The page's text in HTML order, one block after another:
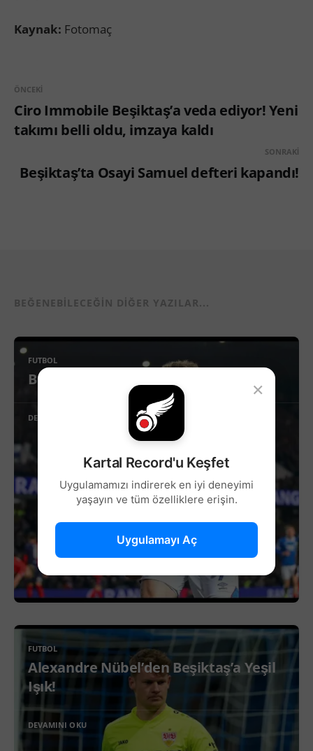
Kaynak: Fotomaç
ÖNCEKI
Ciro Immobile Beşiktaş’a veda ediyor! Yeni
takımı belli oldu, imzaya kaldı
SONRAKI
Beşiktaş’ta Osayi Samuel defteri kapandı!
BEĞENEBILECEĞIN DIĞER YAZILAR...
FUTBOL
Beşiktaş’ta Sağ Kanat İçin Yeni Aday!
DEVAMINI OKU
FUTBOL
Alexandre Nübel’den Beşiktaş’a Yeşil
Işık!
DEVAMINI OKU
×
Kartal Record'u Keşfet
Uygulamamızı indirerek en iyi deneyimi
yaşayın ve tüm özelliklere erişin.
Uygulamayı Aç